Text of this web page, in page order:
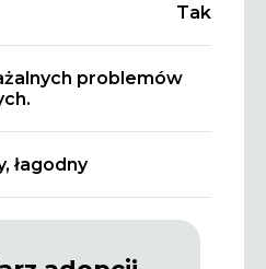
Tak
problemów
łagodny